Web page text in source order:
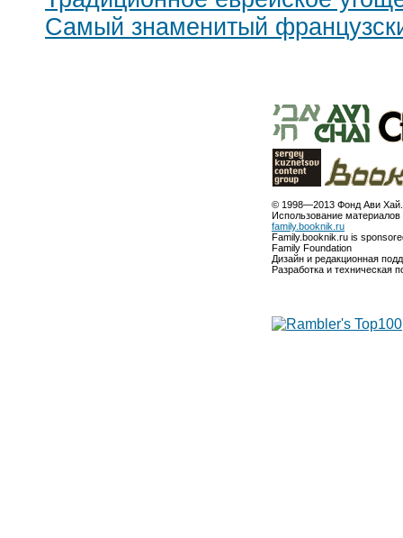
Самый знаменитый
© 1998—2013 Фонд Ави
Использование
family.booknik.ru
Family.booknik.ru is
Family Foundation
Дизайн и редакционная
Разработка и техническая